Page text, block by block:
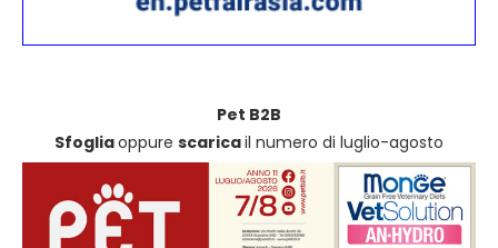
Pet B2B
Sfogliaoppure scaricail numero di luglio-agosto